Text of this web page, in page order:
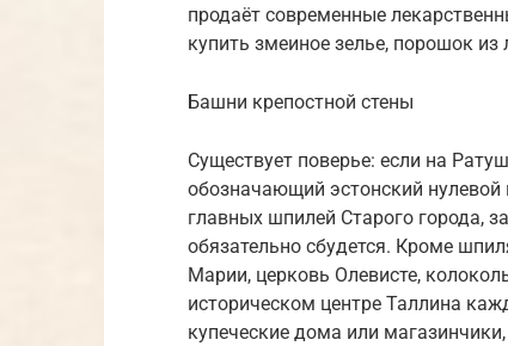
продаёт современные
купить змеиное зелье, порошок
Башни крепостной стены
Существует поверье: если на
обозначающий эстонский нулевой
главных шпилей Старого города,
обязательно сбудется. Кроме
Марии, церковь Олевисте,
историческом центре Таллина
купеческие дома или